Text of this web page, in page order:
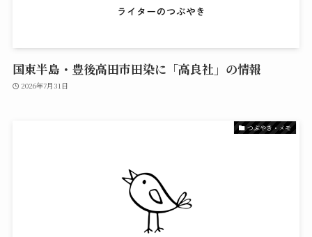
国東半島・豊後高田市田染に「高良社」の情報
2026年7月31日
つぶやき・メモ